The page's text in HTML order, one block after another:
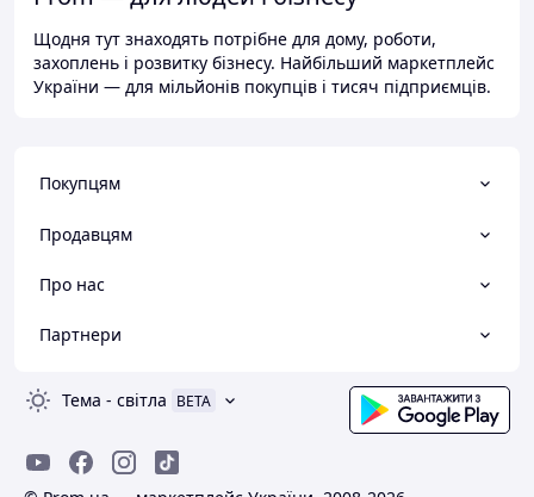
Щодня тут знаходять потрібне для дому, роботи,
захоплень і розвитку бізнесу. Найбільший маркетплейс
України — для мільйонів покупців і тисяч підприємців.
Покупцям
Продавцям
Про нас
Партнери
Тема - світла BETA